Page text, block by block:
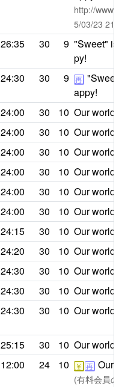
http://
5/03/23
26:35 30 9 "Sweet"
py!
24:30 30 9 再
appy!
24:00 30 10 Our world
24:00 30 10 Our world
24:00 30 10 Our world
24:00 30 10 Our world
24:00 30 10 Our world
24:00 30 10 Our world
24:15 30 10 Our world
24:20 30 10 Our world
24:30 30 10 Our world
24:30 30 10 Our world
24:30 30 10 Our world
25:15 30 10 Our world
12:00 24 10 ￥ 再 Our
(有料会員